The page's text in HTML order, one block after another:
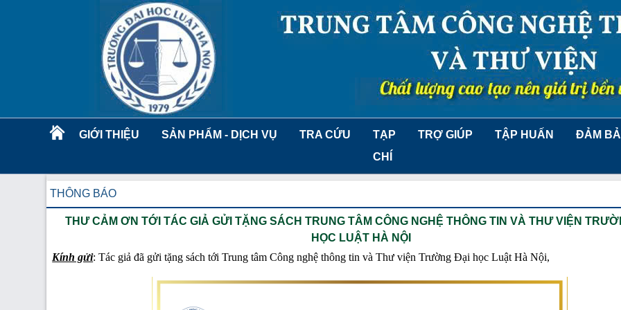
GIỚI THIỆU SẢN PHẨM - DỊCH VỤ TRA CỨU
TẠP
CHÍ
TRỢ GIÚP TẬP HUẤN ĐẢM
THÔNG BÁO
THƯ CẢM ƠN TỚI TÁC GIẢ GỬI TẶNG SÁCH TRUNG TÂM CÔNG NGHỆ THÔNG TIN VÀ THƯ VIỆN
HỌC LUẬT HÀ NỘI
Kính gửi: Tác giả đã gửi tặng sách tới Trung tâm Công nghệ thông tin và Thư viện Trường Đại học Luật Hà Nội,